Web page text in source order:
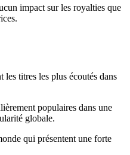
impact sur les royalties que
les titres les plus écoutés dans
populaires dans une
globale.
qui présentent une forte